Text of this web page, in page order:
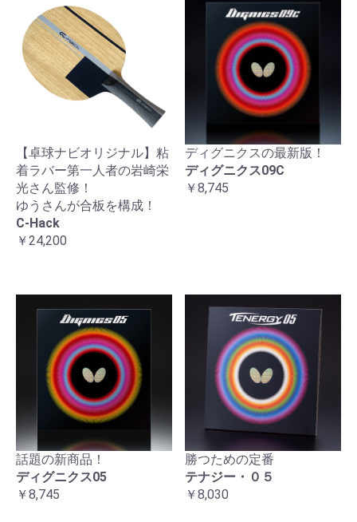
【卓球ナビオリジナル】粘
着ラバー第一人者の岩崎栄
光さん監修！
ゆうさんが合板を構成！
C-Hack
￥24,200
ディグニクスの最新版！
ディグニクス09C
￥8,745
話題の新商品！
ディグニクス05
￥8,745
勝つための定番
テナジー・０５
￥8,030